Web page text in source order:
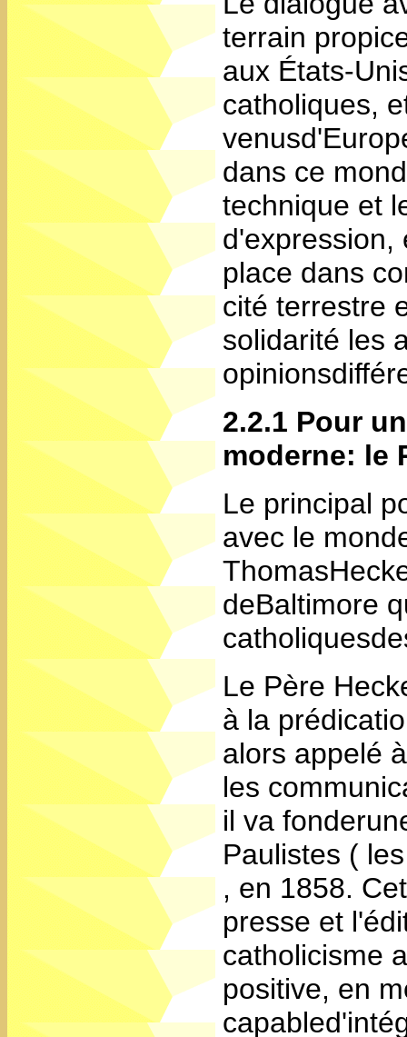
terrain
aux États-
catholiques,
dans ce
technique et
d'expression,
place dans
cité terrestre
solidarité les
2.2.1 Pour
moderne: le
Le principal
avec le
deBaltimore
Le Père
à la
alors appelé
les
il va
Paulistes (
, en 1858.
presse et
catholicisme
positive, en